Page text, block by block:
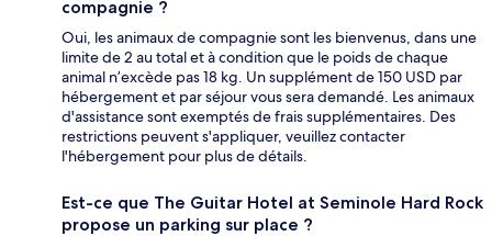
compagnie ?
Oui, les animaux de compagnie sont les bienvenus, dans une
limite de 2 au total et à condition que le poids de chaque
animal n’excède pas 18 kg. Un supplément de 150 USD par
hébergement et par séjour vous sera demandé. Les animaux
d'assistance sont exemptés de frais supplémentaires. Des
restrictions peuvent s'appliquer, veuillez contacter
l'hébergement pour plus de détails.
Est-ce que The Guitar Hotel at Seminole Hard Rock
propose un parking sur place ?